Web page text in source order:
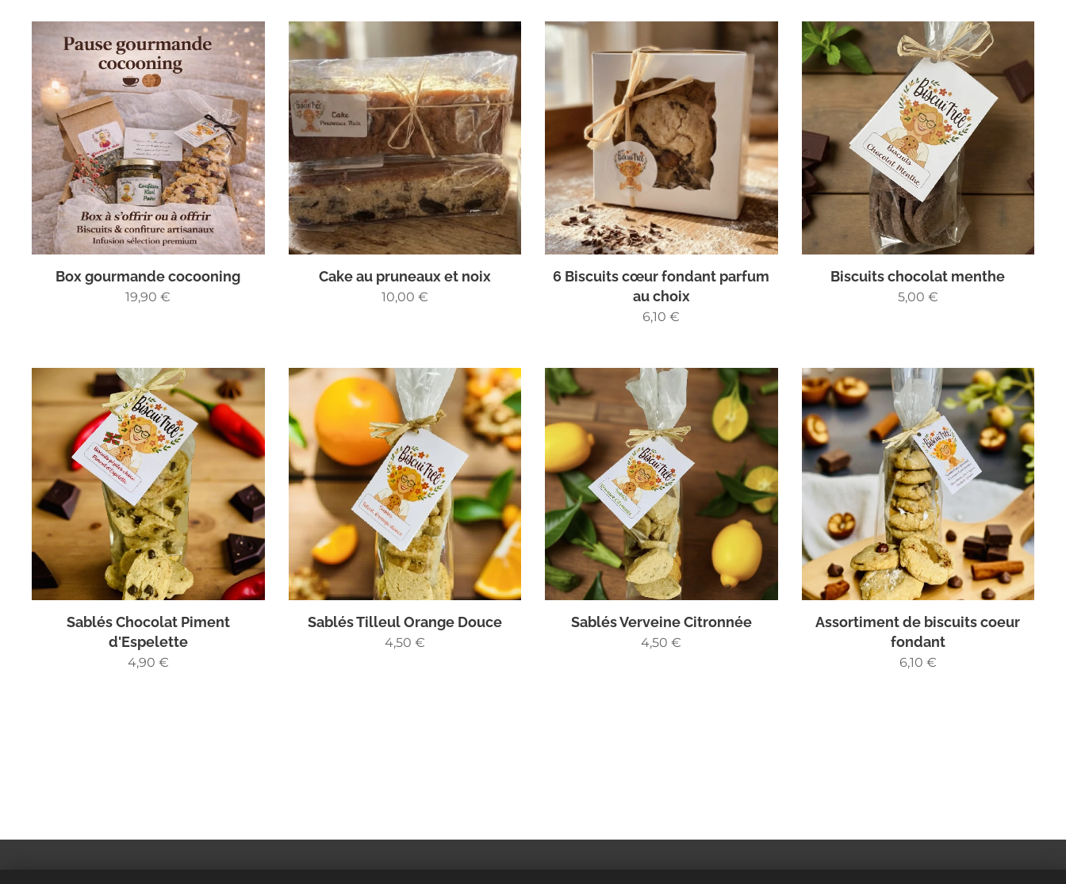
Box gourmande cocooning
19,90 €
Cake au pruneaux et noix
10,00 €
6 Biscuits cœur fondant parfum
au choix
6,10 €
Biscuits chocolat menthe
5,00 €
Sablés Chocolat Piment
d'Espelette
4,90 €
Sablés Tilleul Orange Douce
4,50 €
Sablés Verveine Citronnée
4,50 €
Assortiment de biscuits coeur
fondant
6,10 €